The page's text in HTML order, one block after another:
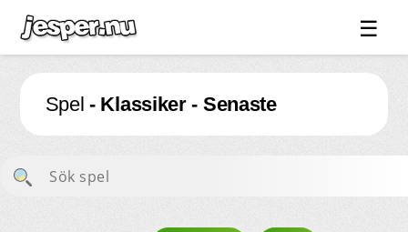
☰
Spel ↓
Bilder ↓
Forum ↓
Länkar
Spel - Klassiker - Senaste